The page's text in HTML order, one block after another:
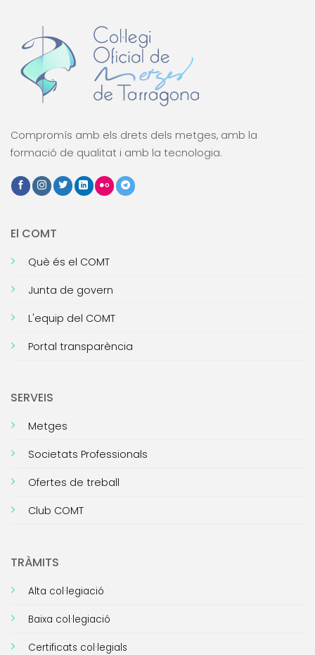
Compromís amb els drets dels metges, amb la
formació de qualitat i amb la tecnologia.
El COMT
Què és el COMT
Junta de govern
L'equip del COMT
Portal transparència
SERVEIS
Metges
Societats Professionals
Ofertes de treball
Club COMT
TRÀMITS
Alta col·legiació
Baixa col·legiació
Certificats col·legials